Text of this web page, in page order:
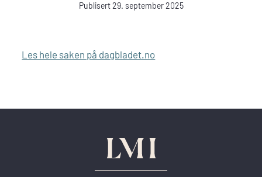
Publisert 29. september 2025
Les hele saken på dagbladet.no